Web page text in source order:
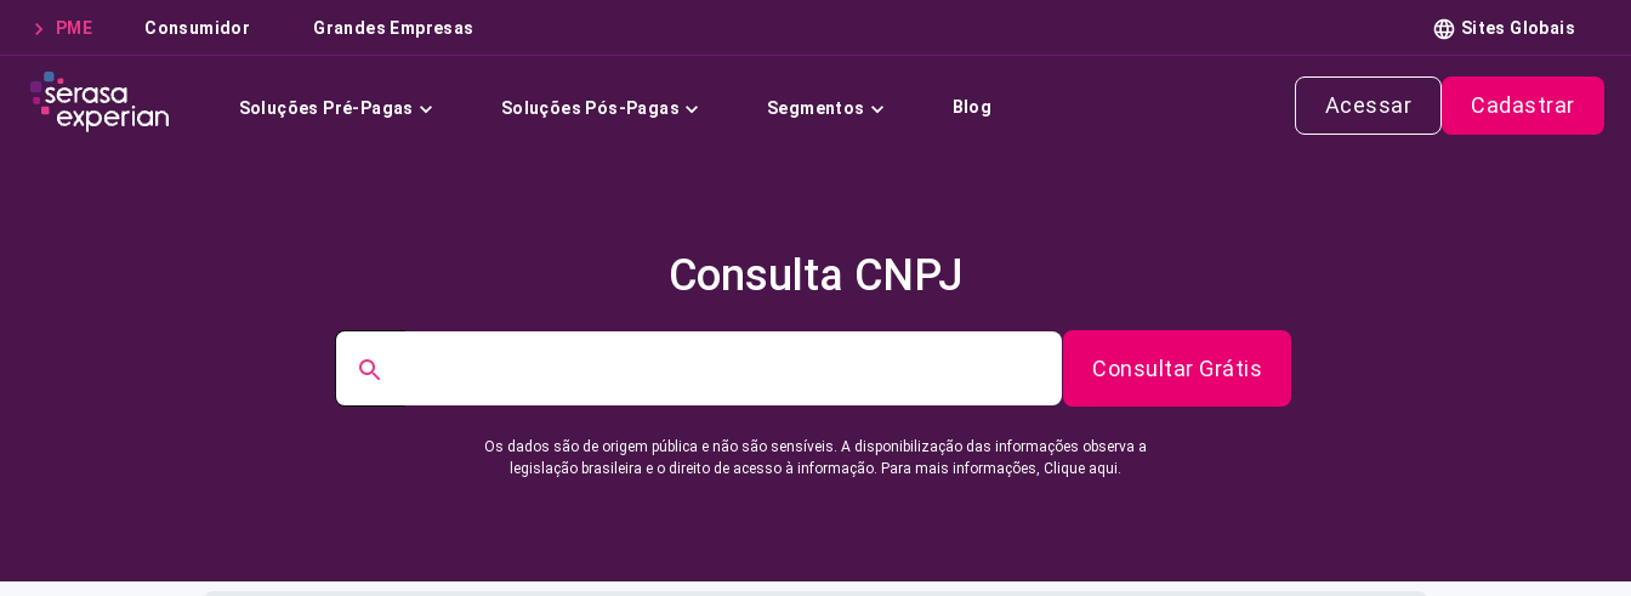
PME Consumidor Grandes Empresas Sites Globais
Soluções Pré-Pagas Soluções Pós-Pagas Segmentos Blog Acessar Cadastrar
Consulta CNPJ
Consultar Grátis
Os dados são de origem pública e não são sensíveis. A disponibilização das informações observa a
legislação brasileira e o direito de acesso à informação. Para mais informações, Clique aqui.